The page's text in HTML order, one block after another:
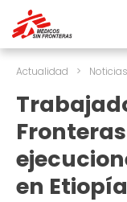
Actualidad > Noticias
en Etiopía